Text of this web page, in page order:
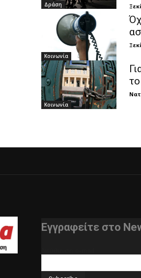
Δράση
Κοινωνία
Κοινωνία
Εγγραφείτε στο